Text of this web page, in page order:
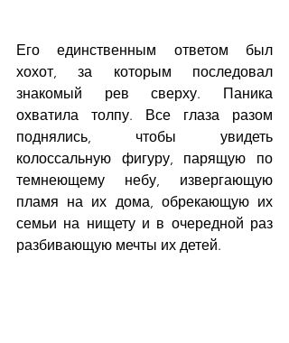
Его единственным ответом был
хохот, за которым последовал
знакомый рев сверху. Паника
охватила толпу. Все глаза разом
поднялись, чтобы увидеть
колоссальную фигуру, парящую по
темнеющему небу, извергающую
пламя на их дома, обрекающую их
семьи на нищету и в очередной раз
разбивающую мечты их детей.